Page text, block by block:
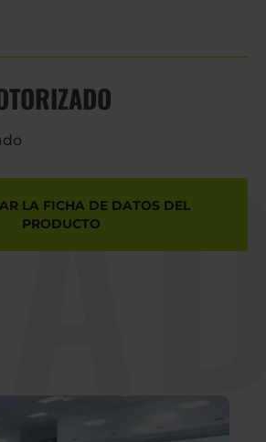
LA FICHA DE DATOS DEL
PRODUCTO